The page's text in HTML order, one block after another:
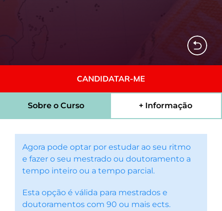
CANDIDATAR-ME
Sobre o Curso + Informação
Agora pode optar por estudar ao seu ritmo
e fazer o seu mestrado ou doutoramento a
tempo inteiro ou a tempo parcial.
Esta opção é válida para mestrados e
doutoramentos com 90 ou mais ects.